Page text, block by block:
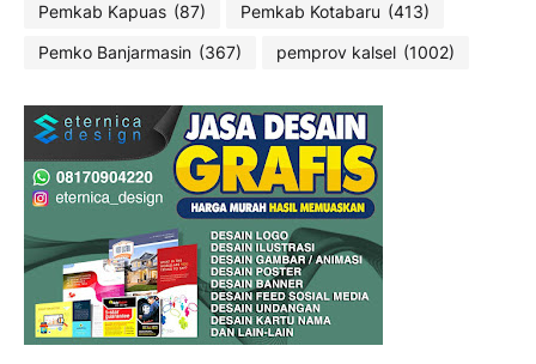
Pemkab Kapuas (87) Pemkab Kotabaru (413)
Pemko Banjarmasin (367) pemprov kalsel (1002)